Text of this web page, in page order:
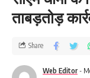
ताबड़तोड़
Web Editor -
Share